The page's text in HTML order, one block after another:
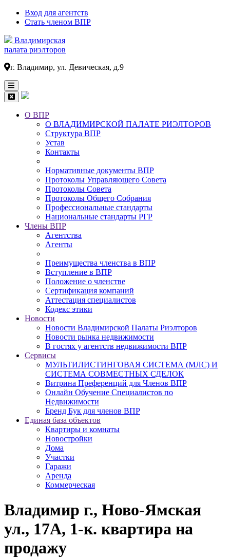
Вход для агентств
Стать членом ВПР
Владимирская
палата риэлторов
г. Владимир, ул. Девическая, д.9
Основная
навигация
О ВПР
О ВЛАДИМИРСКОЙ ПАЛАТЕ РИЭЛТОРОВ
Структура ВПР
Устав
Контакты
Нормативные документы ВПР
Протоколы Управляющего Совета
Протоколы Совета
Протоколы Общего Собрания
Профессиональные стандарты
Национальные стандарты РГР
Члены ВПР
Агентства
Агенты
Преимущества членства в ВПР
Вступление в ВПР
Положение о членстве
Сертификация компаний
Аттестация специалистов
Кодекс этики
Новости
Новости Владимирской Палаты Риэлторов
Новости рынка недвижимости
В гостях у агентств недвижимости ВПР
Сервисы
МУЛЬТИЛИСТИНГОВАЯ СИСТЕМА (МЛС) И
СИСТЕМА СОВМЕСТНЫХ СДЕЛОК
Витрина Преференций для Членов ВПР
Онлайн Обучение Специалистов по
Недвижимости
Бренд Бук для членов ВПР
Единая база объектов
Квартиры и комнаты
Новостройки
Дома
Участки
Гаражи
Аренда
Коммерческая
Владимир г., Ново-Ямская
ул., 17А, 1-к. квартира на
продажу